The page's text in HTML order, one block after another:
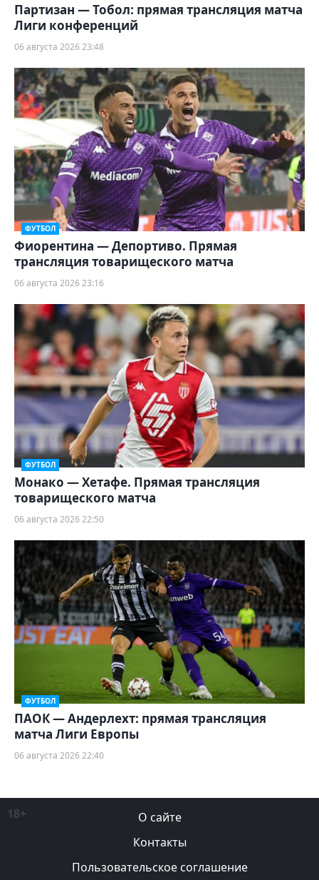
Партизан — Тобол: прямая трансляция матча
Лиги конференций
06 августа 2026 23:48
ФУТБОЛ
Фиорентина — Депортиво. Прямая
трансляция товарищеского матча
06 августа 2026 23:16
ФУТБОЛ
Монако — Хетафе. Прямая трансляция
товарищеского матча
06 августа 2026 22:50
ФУТБОЛ
ПАОК — Андерлехт: прямая трансляция
матча Лиги Европы
06 августа 2026 22:40
18+
О сайте
Контакты
Пользовательское соглашение